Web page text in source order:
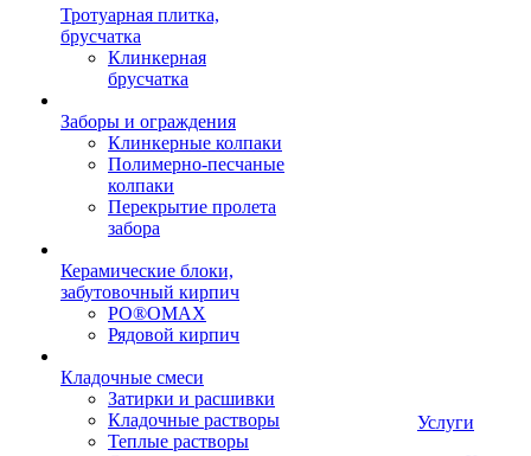
Тротуарная плитка,
брусчатка
Клинкерная
брусчатка
Заборы и ограждения
Клинкерные колпаки
Полимерно-песчаные
колпаки
Перекрытие пролета
забора
Керамические блоки,
забутовочный кирпич
PO®OMAX
Рядовой кирпич
Кладочные смеси
Затирки и расшивки
Кладочные растворы
Теплые растворы
Услуги